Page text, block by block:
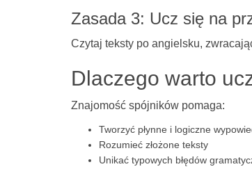
Zasada 3: Ucz się na
Czytaj teksty po angielsku,
Dlaczego warto
Znajomość spójników pomaga:
Tworzyć płynne i logiczne
Rozumieć złożone teksty
Unikać typowych błędów